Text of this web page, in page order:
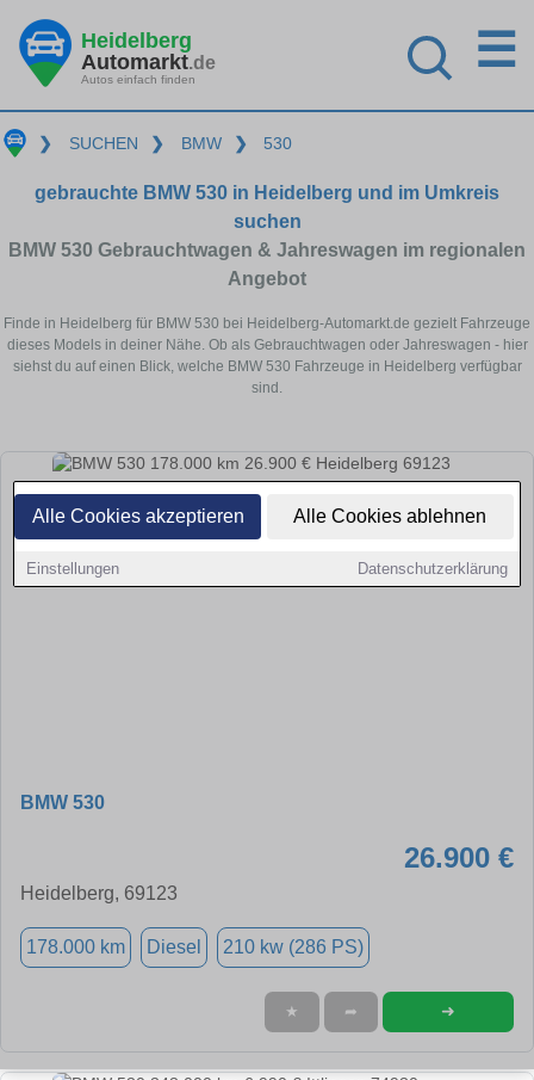
Alle Cookies akzeptieren Alle Cookies ablehnen
Einstellungen Datenschutzerklärung
Heidelberg
Automarkt.de
Autos einfach finden
☰
❯ SUCHEN ❯ BMW ❯ 530
gebrauchte BMW 530 in Heidelberg und im Umkreis
suchen
BMW 530 Gebrauchtwagen & Jahreswagen im regionalen
Angebot
Finde in Heidelberg für BMW 530 bei Heidelberg-Automarkt.de gezielt Fahrzeuge
dieses Models in deiner Nähe. Ob als Gebrauchtwagen oder Jahreswagen - hier
siehst du auf einen Blick, welche BMW 530 Fahrzeuge in Heidelberg verfügbar
sind.
BMW 530
26.900 €
Heidelberg, 69123
178.000 km Diesel 210 kw (286 PS)
★ ➦ ➜